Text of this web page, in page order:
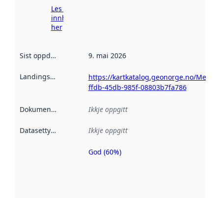
Les meir om
innhenting
her
Sist oppdatert 9. mai 2026
Landingsside
https://kartkatalog.geonorge.no/
ffdb-45db-985f-08803b7fa786
Dokumentasjon Ikkje oppgitt
Datasettype Ikkje oppgitt
Metadatakvalitet
God (60%)